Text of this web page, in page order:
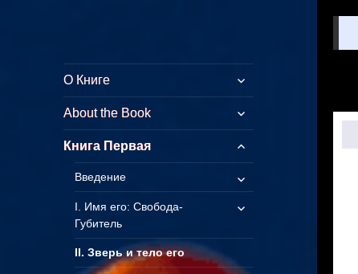
Куликово Поле
Армагеддона
Толкование символических
смыслов стихов Откровения
О Книге
About the Book
Книга Первая
Введение
I. Имя его: Свобода-
Губитель
II. Зверь и тело его